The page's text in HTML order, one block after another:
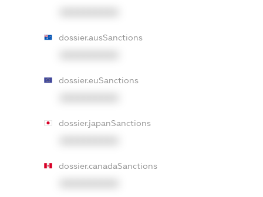
dossier.ausSanctions
dossier.euSanctions
dossier.japanSanctions
dossier.canadaSanctions